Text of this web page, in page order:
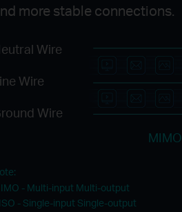
more stable connections.
Wire
Wire
Wire
MIMO
- Multi-input Multi-output
- Single-input Single-output